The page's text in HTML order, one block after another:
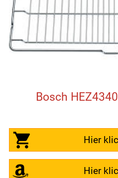
Bosch
Hier
Hier